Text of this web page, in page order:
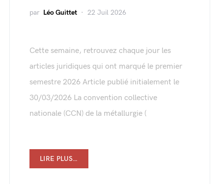
par Léo Guittet 22 Juil 2026
Cette semaine, retrouvez chaque jour les
articles juridiques qui ont marqué le premier
semestre 2026 Article publié initialement le
30/03/2026 La convention collective
nationale (CCN) de la métallurgie (
LIRE PLUS…